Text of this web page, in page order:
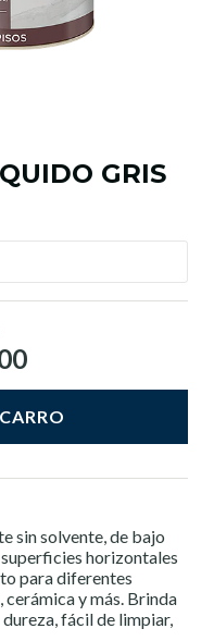
GRIS
sin solvente, de bajo
horizontales
para diferentes
y más. Brinda
fácil de limpiar,